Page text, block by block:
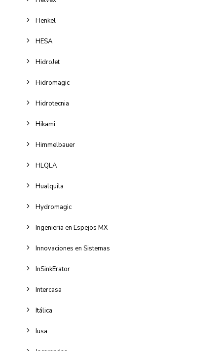
Henkel
HESA
HidroJet
Hidromagic
Hidrotecnia
Hikami
Himmelbauer
HLQLA
Hualquila
Hydromagic
Ingenieria en Espejos MX
Innovaciones en Sistemas
InSinkErator
Intercasa
Itálica
Iusa